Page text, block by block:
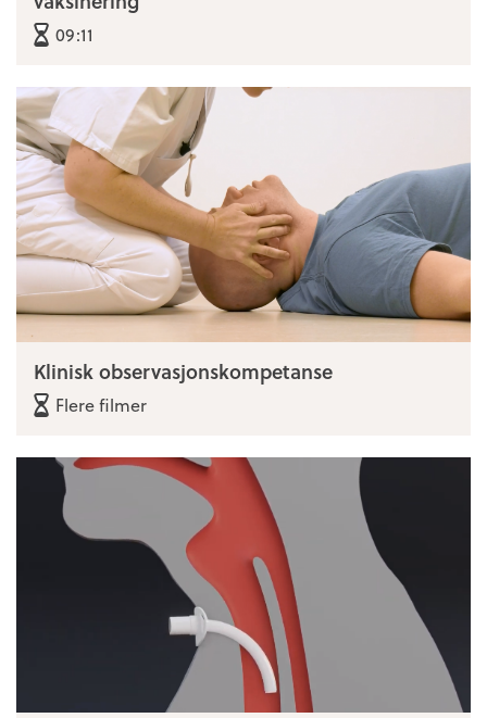
09:11
Klinisk observasjonskompetanse
Flere filmer